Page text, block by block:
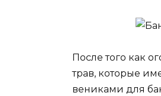
После того как
трав, которые
вениками для